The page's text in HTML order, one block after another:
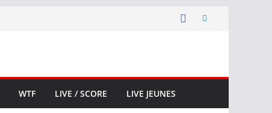
WTF LIVE / SCORE LIVE JEUNES